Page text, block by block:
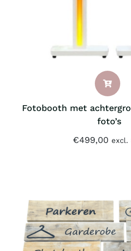
Fotobooth met
foto’s
€499,00 excl.